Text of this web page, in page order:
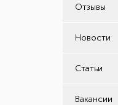
Отзывы
Новости
Статьи
Вакансии